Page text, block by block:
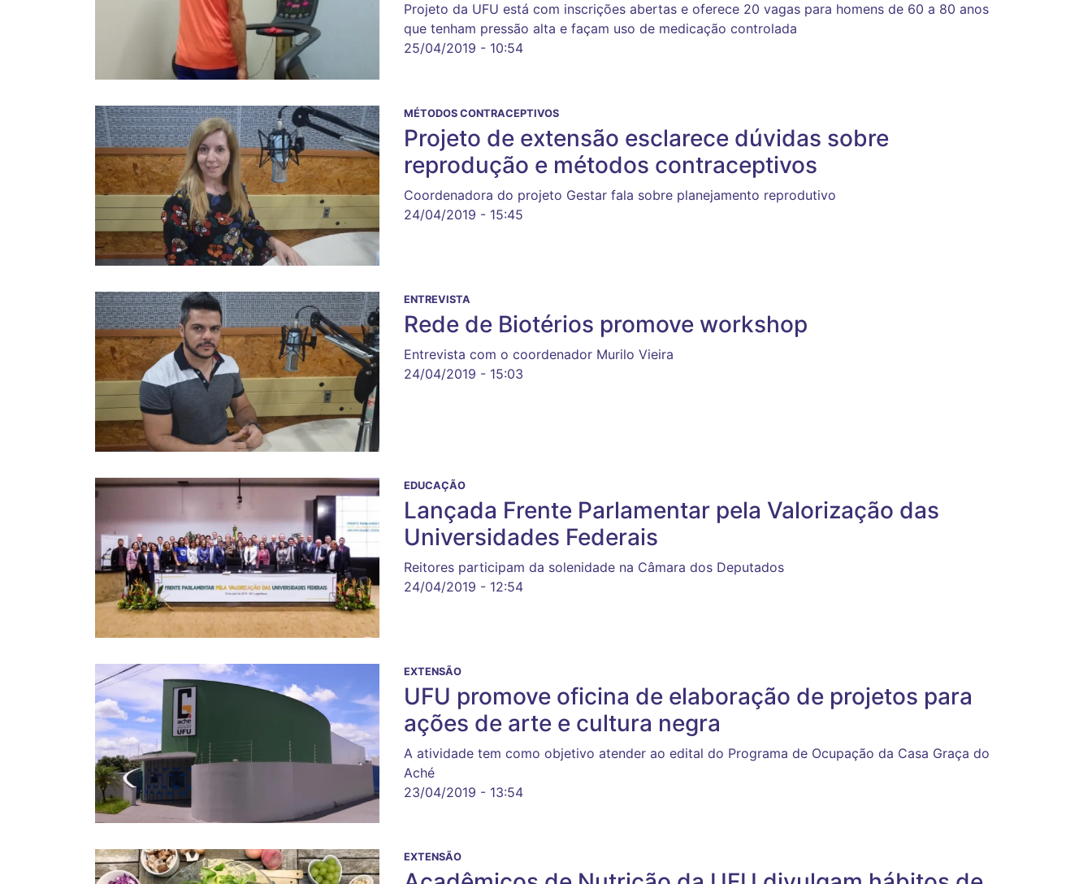
Projeto da UFU está com inscrições abertas e oferece 20 vagas para homens de 60 a 80 anos
que tenham pressão alta e façam uso de medicação controlada
25/04/2019 - 10:54
MÉTODOS CONTRACEPTIVOS
Projeto de extensão esclarece dúvidas sobre
reprodução e métodos contraceptivos
Coordenadora do projeto Gestar fala sobre planejamento reprodutivo
24/04/2019 - 15:45
ENTREVISTA
Rede de Biotérios promove workshop
Entrevista com o coordenador Murilo Vieira
24/04/2019 - 15:03
EDUCAÇÃO
Lançada Frente Parlamentar pela Valorização das
Universidades Federais
Reitores participam da solenidade na Câmara dos Deputados
24/04/2019 - 12:54
EXTENSÃO
UFU promove oficina de elaboração de projetos para
ações de arte e cultura negra
A atividade tem como objetivo atender ao edital do Programa de Ocupação da Casa Graça do
Aché
23/04/2019 - 13:54
EXTENSÃO